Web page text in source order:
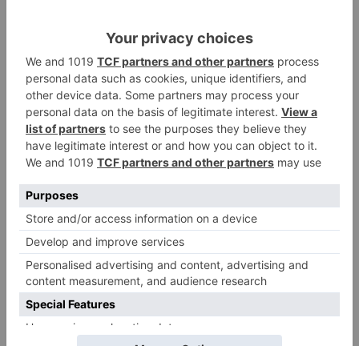
cuarto escaño) en Burgos a 5 representantes en
el Ayuntamiento. Se sitúan como la tercera
fuerza política y de ellos podrá depender el
fututo de los socialistas. Vicente Marañón
tendrá que echar cuentas y decidir a quién
apoyar.
Vicente Marañón
Vicente Marañón de Pablo: 47 años.
Licenciado en Derecho.
Charo Pérez Pardo: 60 años. Profesora de
Educación Secundaria.
Francisco Javier López Gallego